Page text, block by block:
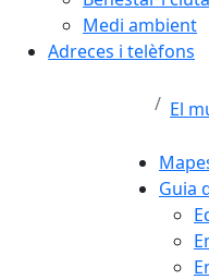
Medi ambient
Adreces i telèfons
El
Guia